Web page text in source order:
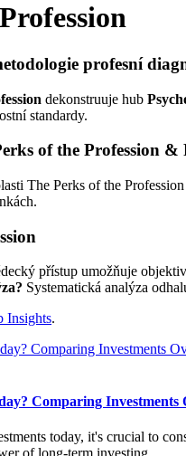
profesní
dekonstruuje hub
standardy.
of the Profession
The Perks of the
přístup umožňuje
Systematická analýza
Insights.
Comparing Investments
today, it's crucial to
of long-term investing.